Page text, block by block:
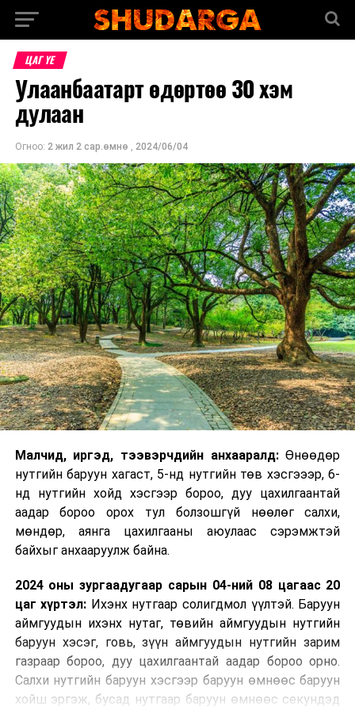
ЦАГ ҮЕ
Улаанбаатарт өдөртөө 30 хэм
дулаан
Огноо: 2 жил 2 сар.өмнө , 2024/06/04
Малчид, иргэд, тээвэрчдийн анхааралд:Өнөөдөр
нутгийн баруун хагаст, 5-нд нутгийн төв хэсгэээр, 6-
нд нутгийн хойд хэсгээр бороо, дуу цахилгаантай
аадар бороо орох тул болзошгүй нөөлөг салхи,
мөндөр, аянга цахилгааны аюулаас сэрэмжтэй
байхыг анхааруулж байна.
2024 оны зургаадугаар сарын 04-ний 08 цагаас 20
цаг хүртэл: Ихэнх нутгаар солигдмол үүлтэй. Баруун
аймгуудын ихэнх нутаг, төвийн аймгуудын нутгийн
баруун хэсэг, говь, зүүн аймгуудын нутгийн зарим
газраар бороо, дуу цахилгаантай аадар бороо орно.
Салхи нутгийн баруун хэсгээр баруун өмнөөс баруун
хойш эргэж, бусад нутгаар баруун өмнөөс секундэд